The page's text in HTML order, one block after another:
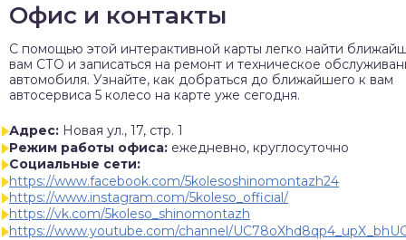
Офис и контакты
C помощью этой интерактивной карты легко найти
вам СТО и записаться на ремонт и техническое
автомобиля. Узнайте, как добраться до ближайшего к вам
автосервиса 5 колесо на карте уже сегодня.
Адрес: Новая ул., 17, стр. 1
Режим работы офиса: ежедневно, круглосуточно
Социальные сети:
https://www.facebook.com/5kolesoshinomontazh24
https://www.instagram.com/5koleso_official/
https://vk.com/5koleso_shinomontazh
https://www.youtube.com/channel/